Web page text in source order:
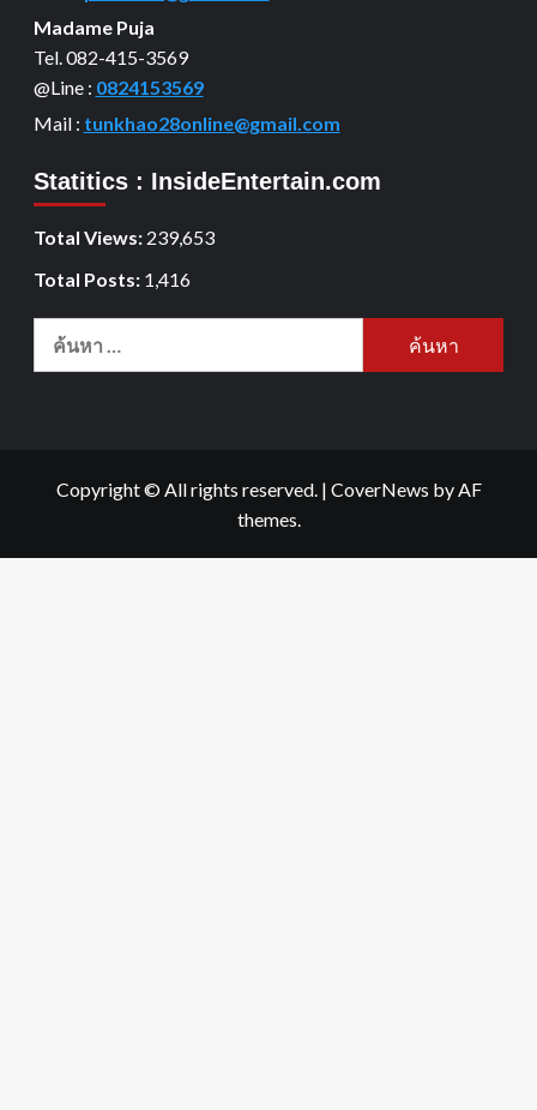
Madame Puja
Tel. 082-415-3569
@Line : 0824153569
Mail : tunkhao28online@gmail.com
Statitics : InsideEntertain.com
Total Views: 239,653
Total Posts: 1,416
Copyright © All rights reserved. | CoverNews by AF
themes.